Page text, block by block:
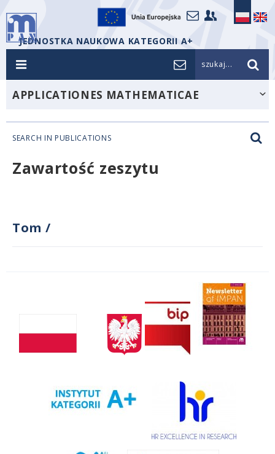
JEDNOSTKA NAUKOWA KATEGORII A+
szukaj...
APPLICATIONES MATHEMATICAE
SEARCH IN PUBLICATIONS
Zawartość zeszytu
Tom /